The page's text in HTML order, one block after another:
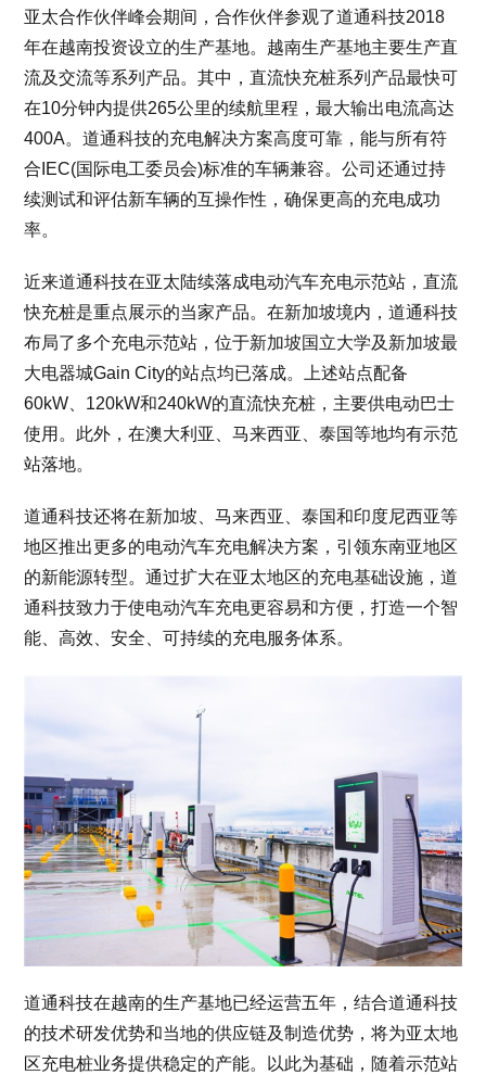
亚太合作伙伴峰会期间，合作伙伴参观了道通科技2018
年在越南投资设立的生产基地。越南生产基地主要生产直
流及交流等系列产品。其中，直流快充桩系列产品最快可
在10分钟内提供265公里的续航里程，最大输出电流高达
400A。道通科技的充电解决方案高度可靠，能与所有符
合IEC(国际电工委员会)标准的车辆兼容。公司还通过持
续测试和评估新车辆的互操作性，确保更高的充电成功
率。
近来道通科技在亚太陆续落成电动汽车充电示范站，直流
快充桩是重点展示的当家产品。在新加坡境内，道通科技
布局了多个充电示范站，位于新加坡国立大学及新加坡最
大电器城Gain City的站点均已落成。上述站点配备
60kW、120kW和240kW的直流快充桩，主要供电动巴士
使用。此外，在澳大利亚、马来西亚、泰国等地均有示范
站落地。
道通科技还将在新加坡、马来西亚、泰国和印度尼西亚等
地区推出更多的电动汽车充电解决方案，引领东南亚地区
的新能源转型。通过扩大在亚太地区的充电基础设施，道
通科技致力于使电动汽车充电更容易和方便，打造一个智
能、高效、安全、可持续的充电服务体系。
道通科技在越南的生产基地已经运营五年，结合道通科技
的技术研发优势和当地的供应链及制造优势，将为亚太地
区充电桩业务提供稳定的产能。以此为基础，随着示范站